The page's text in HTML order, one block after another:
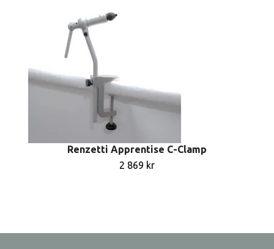
Renzetti Apprentise C-Clamp
2 869 kr